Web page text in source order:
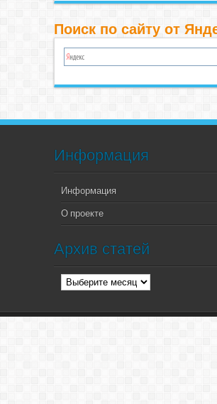
Поиск по сайту от
Информация
Информация
О проекте
Архив статей
Архив
статей